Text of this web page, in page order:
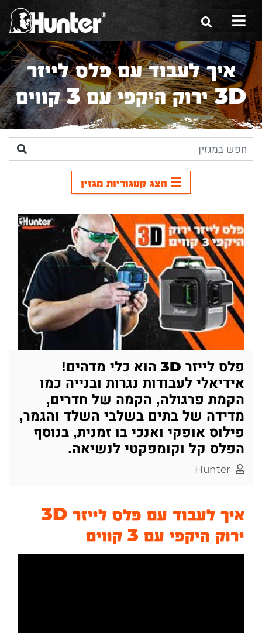
הסיפור שלנו
הכלים שלנו
תערוכות
משווקים
שירות ואחריות
צור קשר
איך לעבוד עם פלס לייזר
3D ירוק היקפי עם 3 קווים
הצג קטגוריות מגזין
פלס לייזר 3D הוא כלי מדהים!
אידיאלי לעבודות נגרות ובנייה כמו
הקמת פרגולה, הקמה של חדרים,
מדידה של בתים בשלבי השלד והגמר,
פילוס אופקי ואנכי בו זמנית, בנוסף
הפלס קל וקומפקטי לנשיאה.
Hunter
איך לעבוד עם פלס לייזר 3D
ירוק היקפי עם 3 קווים